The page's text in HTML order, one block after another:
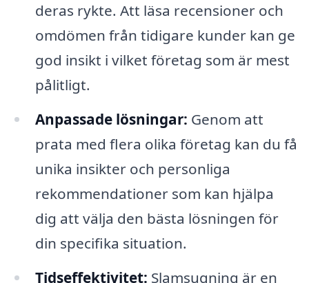
deras rykte. Att läsa recensioner och
omdömen från tidigare kunder kan ge
god insikt i vilket företag som är mest
pålitligt.
Anpassade lösningar: Genom att
prata med flera olika företag kan du få
unika insikter och personliga
rekommendationer som kan hjälpa
dig att välja den bästa lösningen för
din specifika situation.
Tidseffektivitet: Slamsugning är en